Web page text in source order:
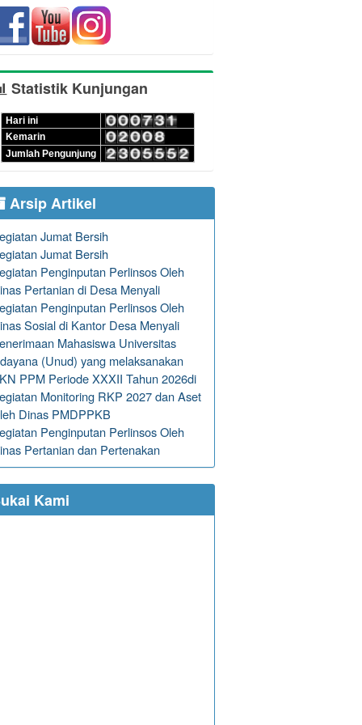
Statistik Kunjungan
Hari ini
Kemarin
Jumlah Pengunjung
Arsip Artikel
Jumat Bersih
Jumat Bersih
Penginputan Perlinsos Oleh
Pertanian di Desa Menyali
Penginputan Perlinsos Oleh
Sosial di Kantor Desa Menyali
Mahasiswa Universitas
(Unud) yang melaksanakan
PPM Periode XXXII Tahun 2026di
Monitoring RKP 2027 dan Aset
Dinas PMDPPKB
Penginputan Perlinsos Oleh
Pertanian dan Pertenakan
Kami